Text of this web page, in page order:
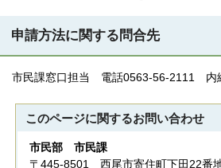
申請方法に関する問合先
市民課窓口担当 電話0563-56-2111 内
このページに関するお問い合わせ
市民部 市民課
〒445-8501 西尾市寄住町下田22番